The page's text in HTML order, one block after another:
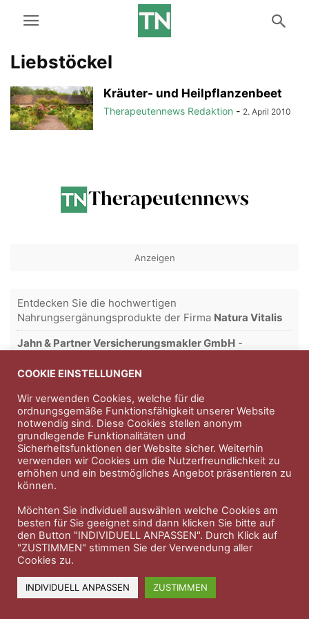
Liebstöckel
Kräuter- und Heilpflanzenbeet
Therapeutennews Redaktion - 2. April 2010
Anzeigen
Entdecken Sie die hochwertigen
Nahrungsergänungsprodukte der Firma Natura Vitalis
Jahn & Partner Versicherungsmakler GmbH -
Professioneller Rundumschutz seit über 30 Jahren.
Impressum Nutzungsbedingungen
Datenschutzerklärung Therapeutenkatalog Über uns
COOKIE EINSTELLUNGEN
Wir verwenden Cookies, welche für die
ordnungsgemäße Funktionsfähigkeit unserer Website
notwendig sind. Diese Cookies stellen anonym
grundlegende Funktionalitäten und
Sicherheitsfunktionen der Website sicher. Weiterhin
verwenden wir Cookies um die Nutzerfreundlichkeit zu
erhöhen und ein bestmögliches Angebot präsentieren zu
können.
Möchten Sie individuell auswählen welche Cookies am
besten für Sie geeignet sind dann klicken Sie bitte auf
den Button "INDIVIDUELL ANPASSEN". Durch Klick auf
"ZUSTIMMEN" stimmen Sie der Verwendung aller
Cookies zu.
INDIVIDUELL ANPASSEN ZUSTIMMEN